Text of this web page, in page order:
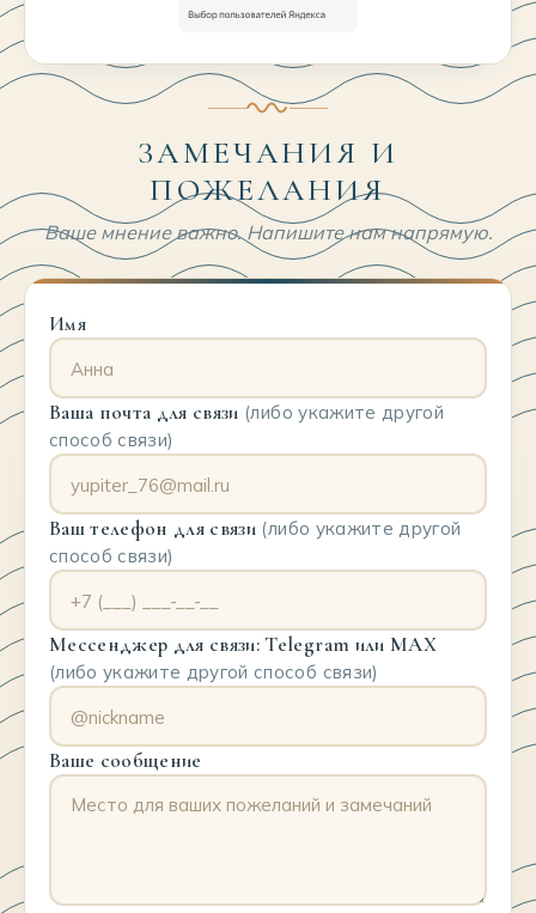
ЗАМЕЧАНИЯ И
ПОЖЕЛАНИЯ
Ваше мнение важно. Напишите нам напрямую.
Имя
Ваша почта для связи (либо укажите другой
способ связи)
Ваш телефон для связи (либо укажите другой
способ связи)
Мессенджер для связи: Telegram или MAX
(либо укажите другой способ связи)
Ваше сообщение